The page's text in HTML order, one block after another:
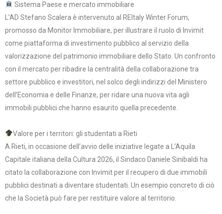
Sistema Paese e mercato immobiliare
L’AD Stefano Scalera è intervenuto al REItaly Winter Forum,
promosso da Monitor Immobiliare, per illustrare il ruolo di Invimit
come piattaforma di investimento pubblico al servizio della
valorizzazione del patrimonio immobiliare dello Stato. Un confronto
con il mercato per ribadire la centralità della collaborazione tra
settore pubblico e investitori, nel solco degli indirizzi del Ministero
dell’Economia e delle Finanze, per ridare una nuova vita agli
immobili pubblici che hanno esaurito quella precedente.
Valore per i territori: gli studentati a Rieti
A Rieti, in occasione dell’avvio delle iniziative legate a L’Aquila
Capitale italiana della Cultura 2026, il Sindaco Daniele Sinibaldi ha
citato la collaborazione con Invimit per il recupero di due immobili
pubblici destinati a diventare studentati. Un esempio concreto di ciò
che la Società può fare per restituire valore al territorio.